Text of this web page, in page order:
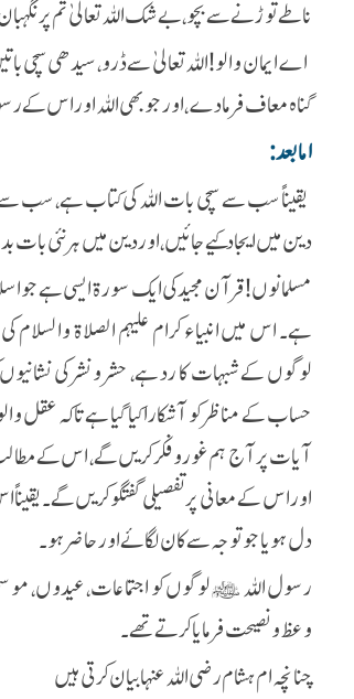
ناطے توڑنے سے بچو، بے شک اللہ تعالیٰ تم پر
اے ایمان والو! اللہ تعالیٰ سے ڈرو، سیدھی سچی
گناہ معاف فرما دے، اور جو بھی اللہ اور اس کے
اما بعد:
یقیناً سب سے سچی بات اللہ کی کتاب ہے، سب سے
دین میں ایجاد کیے جائیں، اور دین میں ہر نئی
مسلمانوں! قرآن مجید کی ایک سورۃ ایسی ہے جو
ہے۔ اس میں انبیاء کرام علیہم الصلاۃ
لوگوں کے شبہات کا رد ہے، حشر و نشر کی
حساب کے مناظر کو آشکارا کیا گیا ہے تاکہ
آیات پر آج ہم غور و فکر کریں گے، اس کے
اور اس کے معانی پر تفصیلی گفتگو کریں گے۔
دل ہو یا جو توجہ سے کان لگائے اور حاضر ہو۔
رسول اللہ ﷺ لوگوں کو اجتماعات، عیدوں،
وعظ و نصیحت فرمایا کرتے تھے۔
چنانچہ ام ہشام رضی اللہ عنہا بیان کرتی ہیں